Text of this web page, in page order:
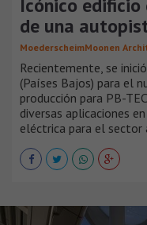
de una
MoederscheimMoonen
Recientemente, se
(Países Bajos) para el
producción para PB-
diversas aplicaciones
eléctrica para el